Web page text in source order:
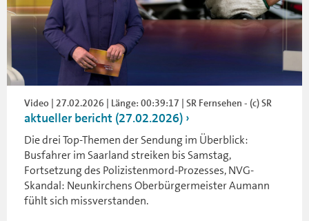
Video | 27.02.2026 | Länge: 00:39:17 | SR Fernsehen - (c) SR
aktueller bericht (27.02.2026)
Die drei Top-Themen der Sendung im Überblick:
Busfahrer im Saarland streiken bis Samstag,
Fortsetzung des Polizistenmord-Prozesses, NVG-
Skandal: Neunkirchens Oberbürgermeister Aumann
fühlt sich missverstanden.